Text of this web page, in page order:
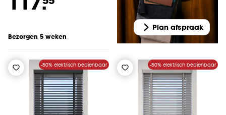
Goed om te weten is dat je deze keuze altijd nog
kan aanpassen, bekijk hiervoor onze
cookieverklaring
Bezorgen 5 weken
Plan afspraak
-50% elektrisch bedienbaar -50% elektrisch bedienbaar